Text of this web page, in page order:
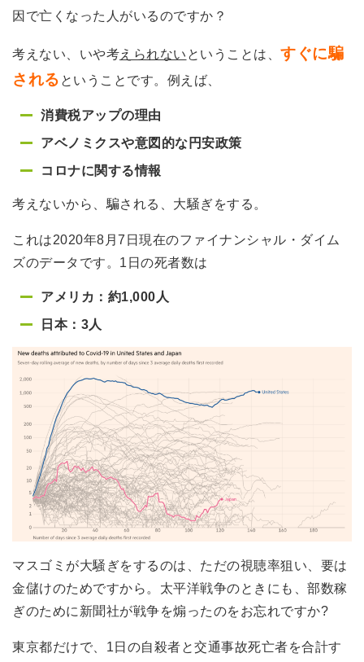
因で亡くなった人がいるのですか？
考えない、いや考えられない ということは、 すぐに騙
される ということです。例えば、
消費税アップの理由
アベノミクスや意図的な円安政策
コロナに関する情報
考えないから、騙される、大騒ぎをする。
これは2020年8月7日現在のファイナンシャル・ダイム
ズのデータです。1日の死者数は
アメリカ：約1,000人
日本：3人
マスゴミが大騒ぎをするのは、ただの視聴率狙い、要は
金儲けのためですから。太平洋戦争のときにも、部数稼
ぎのために新聞社が戦争を煽ったのをお忘れですか?
東京都だけで、1日の自殺者と交通事故死亡者を合計す